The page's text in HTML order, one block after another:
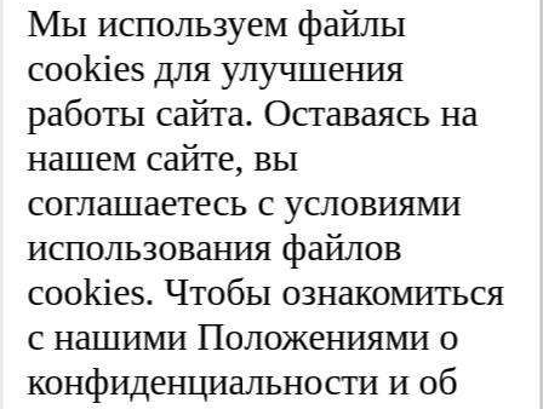
Улица
Квартира
Пароль
Повторите пароль
Мы используем файлы
cооkies для улучшения
работы сайта. Оставаясь на
нашем сайте, вы
соглашаетесь с условиями
использования файлов
cооkies. Чтобы ознакомиться
с нашими Положениями о
конфиденциальности и об